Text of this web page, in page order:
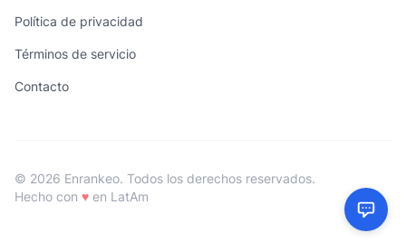
Política de privacidad
Términos de servicio
Contacto
© 2026 Enrankeo. Todos los derechos reservados.
Hecho con ♥ en LatAm